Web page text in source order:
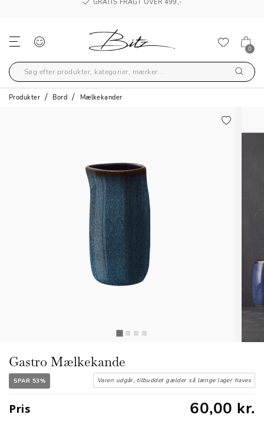
GRATIS FRAGT OVER 499,-
0
Produkter Bord Mælkekander
Gastro Mælkekande
SPAR 53% Varen udgår, tilbuddet gælder så længe lager haves
Pris 60,00 kr.